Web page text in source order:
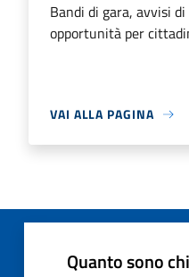
Bandi di gara, avvisi
opportunità per
VAI ALLA PAGINA
Quanto sono